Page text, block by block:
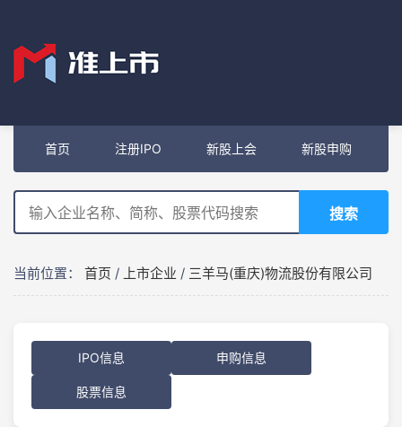
首页 注册IPO 新股上会 新股申购
搜索
当前位置： 首页 / 上市企业 / 三羊马(重庆)物流股份有限公司
IPO信息 申购信息
股票信息